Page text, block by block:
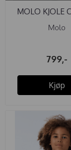
MOLO KJOLE
WARMMolo
799,-
Kjøp